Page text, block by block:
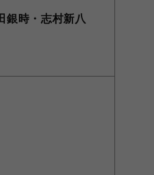
銀時・志村新八